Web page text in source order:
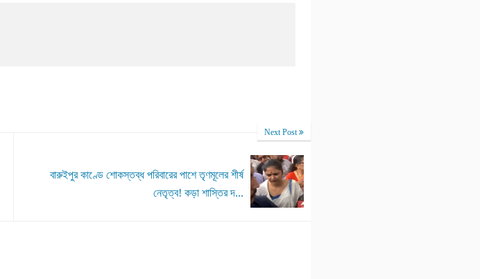
Next Post
বারুইপুর কাণ্ডে শোকস্তব্ধ পরিবারের পাশে তৃণমূলের শীর্ষ
নেতৃত্ব! কড়া শাস্তির দ...